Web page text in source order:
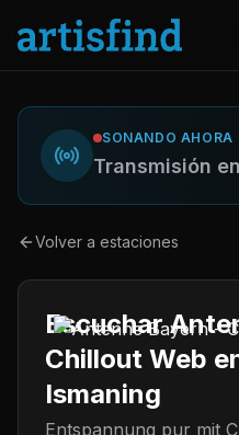
SONANDO AHORA
Transmisión
Volver a estaciones
Escuchar
Chillout Web
Ismaning
Entspannung pur mit